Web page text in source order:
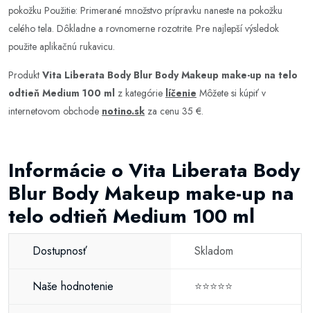
pokožku Použitie: Primerané množstvo prípravku naneste na pokožku
celého tela. Dôkladne a rovnomerne rozotrite. Pre najlepší výsledok
použite aplikačnú rukavicu.
Produkt Vita Liberata Body Blur Body Makeup make-up na telo
odtieň Medium 100 ml z kategórie líčenie Môžete si kúpiť v
internetovom obchode notino.sk za cenu 35 €.
Informácie o Vita Liberata Body
Blur Body Makeup make-up na
telo odtieň Medium 100 ml
Dostupnosť Skladom
Naše hodnotenie ⭐⭐⭐⭐⭐